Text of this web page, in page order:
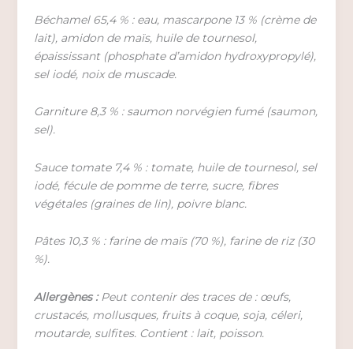
Béchamel 65,4 % : eau, mascarpone 13 % (crème de
lait), amidon de maïs, huile de tournesol,
épaississant (phosphate d’amidon hydroxypropylé),
sel iodé, noix de muscade.
Garniture 8,3 % : saumon norvégien fumé (saumon,
sel).
Sauce tomate 7,4 % : tomate, huile de tournesol, sel
iodé, fécule de pomme de terre, sucre, fibres
végétales (graines de lin), poivre blanc.
Pâtes 10,3 % : farine de maïs (70 %), farine de riz (30
%).
Allergènes : Peut contenir des traces de : œufs,
crustacés, mollusques, fruits à coque, soja, céleri,
moutarde, sulfites. Contient : lait, poisson.